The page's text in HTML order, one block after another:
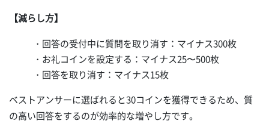
【減らし方】
・回答の受付中に質問を取り消す：マイナス300枚
・お礼コインを設定する：マイナス25〜500枚
・回答を取り消す：マイナス15枚
ベストアンサーに選ばれると30コインを獲得できるため、質
の高い回答をするのが効率的な増やし方です。